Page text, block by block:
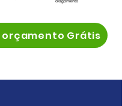
orçamento Grátis